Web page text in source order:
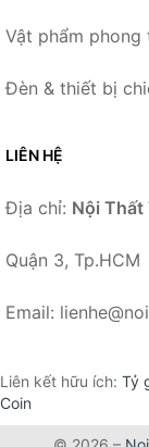
Vật phẩm phong
Đèn & thiết bị
LIÊN HỆ
Địa chỉ: Nội
Quận 3, Tp.HCM
Email:
Liên kết hữu ích: Tỷ
Coin